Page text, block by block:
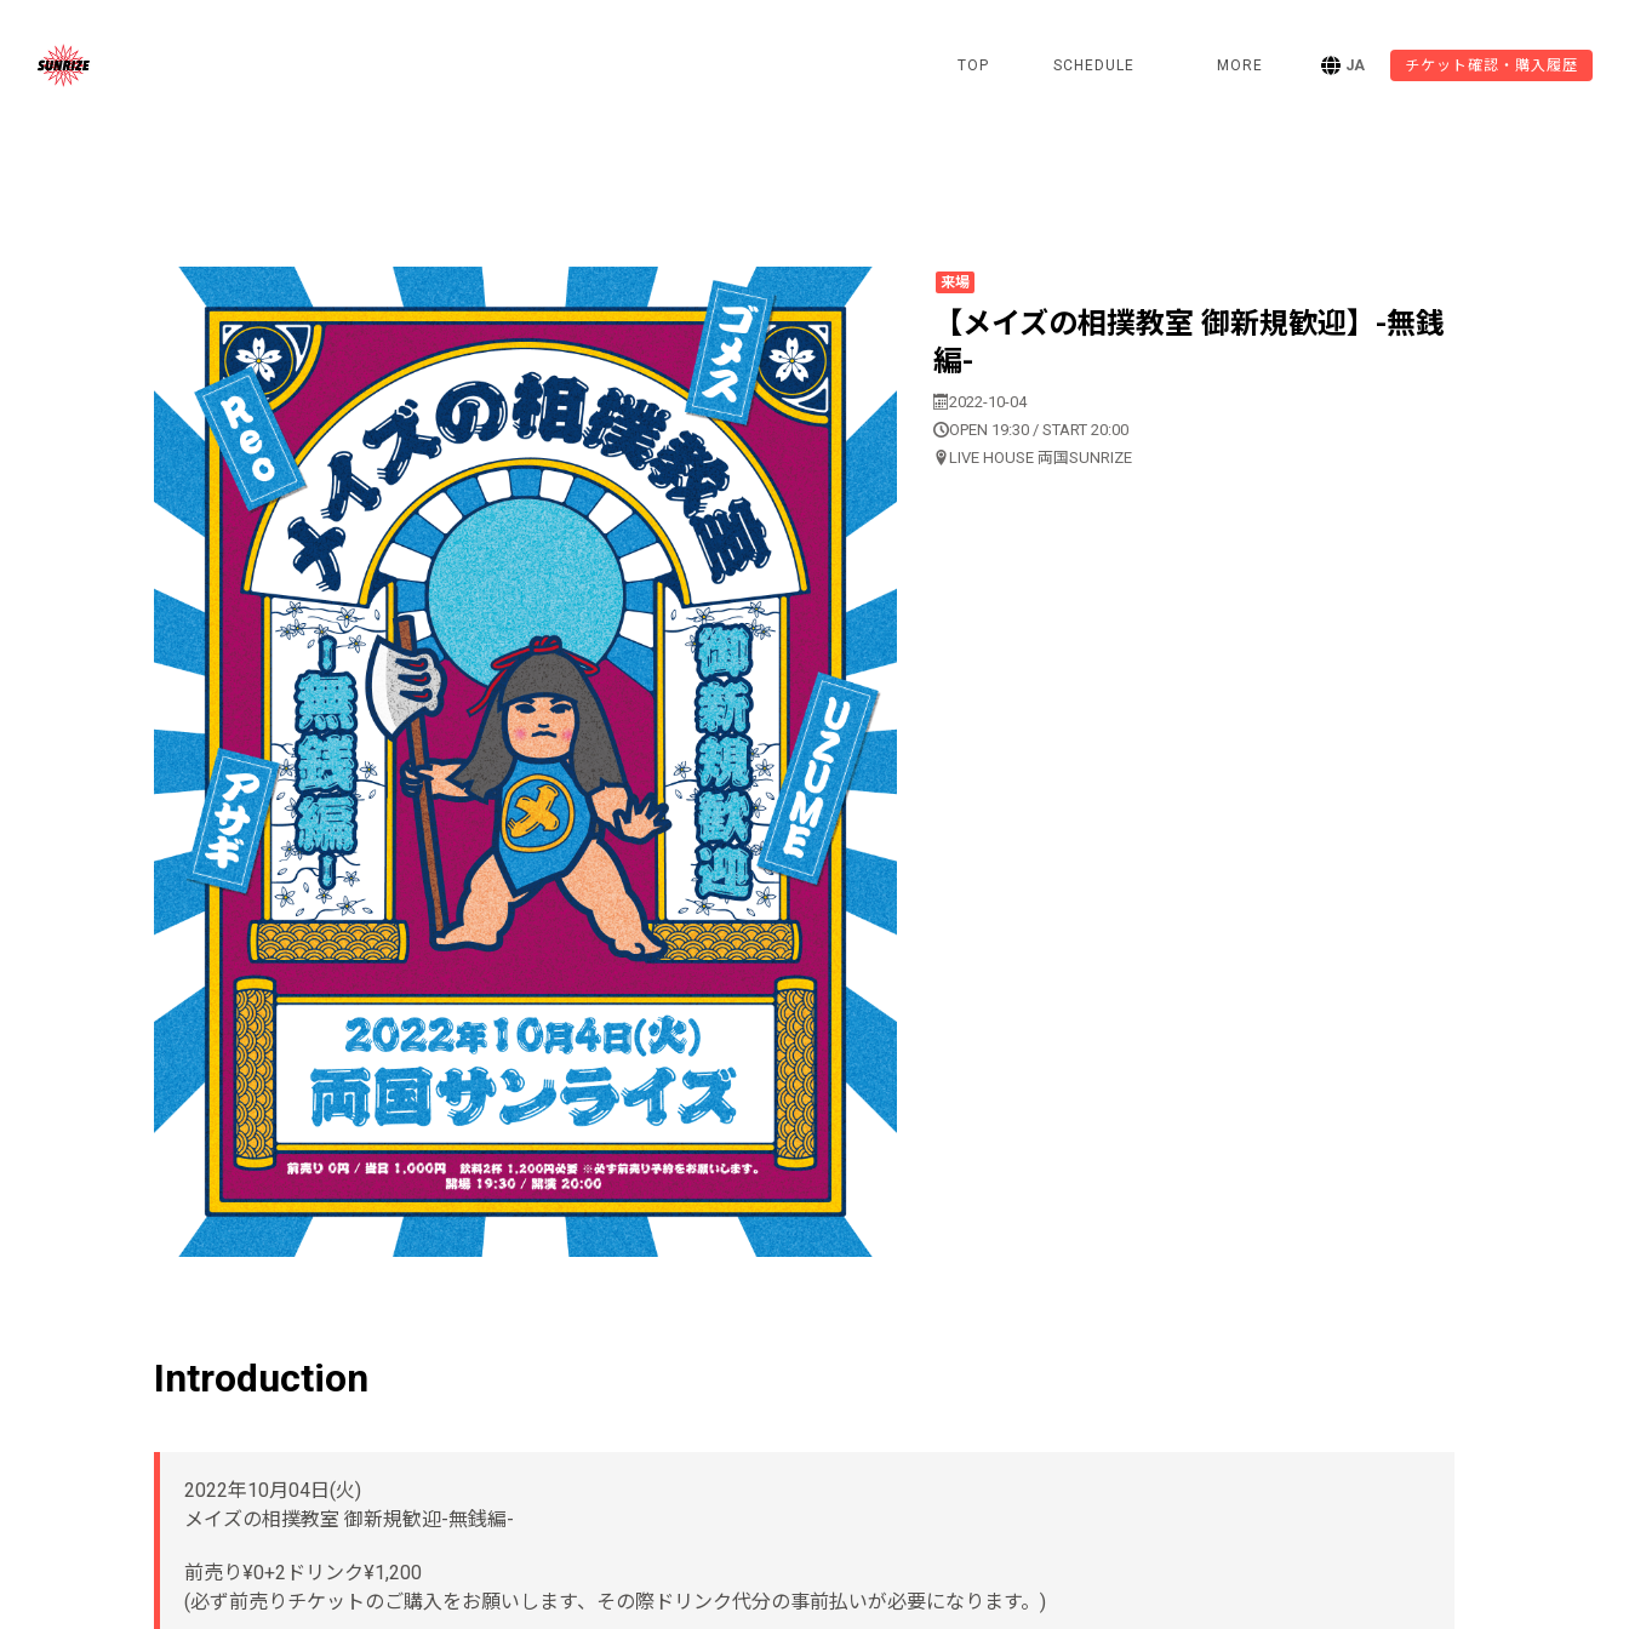
TOP SCHEDULE MORE JA チケット確認・購入履歴
来場
【メイズの相撲教室 御新規歓迎】-無銭
編-
2022-10-04
OPEN 19:30 / START 20:00
LIVE HOUSE 両国SUNRIZE
Introduction
2022年10月04日(火)
メイズの相撲教室 御新規歓迎-無銭編-
前売り¥0+2ドリンク¥1,200
(必ず前売りチケットのご購入をお願いします、その際ドリンク代分の事前払いが必要になります。)